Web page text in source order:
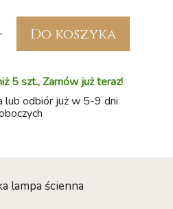
Do koszyka
5 szt., Zamów już teraz!
lub odbiór już w 5-9 dni
lampa ścienna